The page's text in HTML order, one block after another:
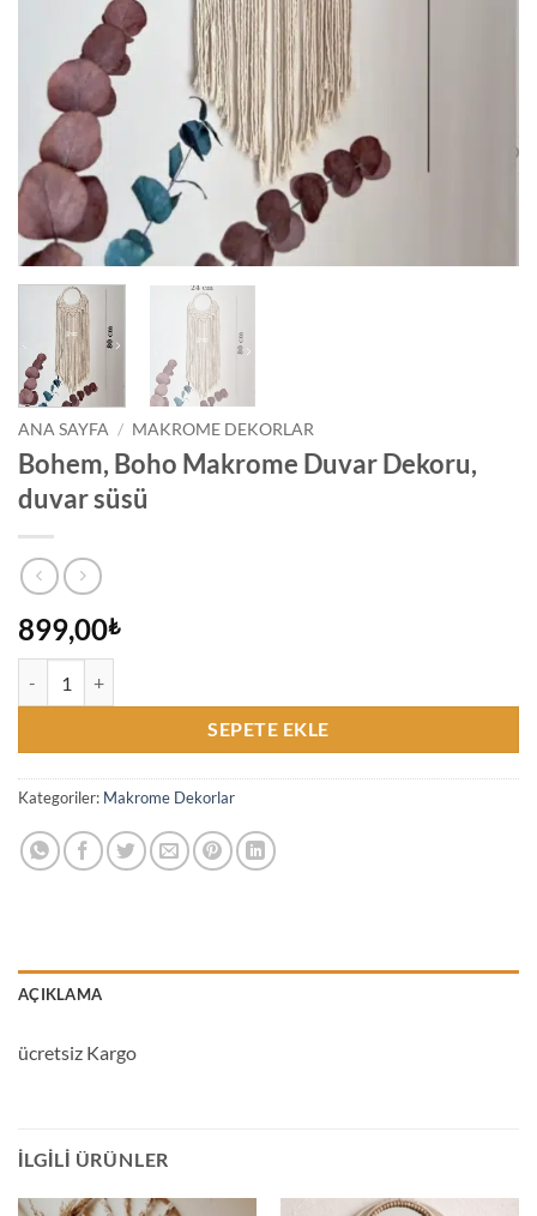
ANA SAYFA / MAKROME DEKORLAR
Bohem, Boho Makrome Duvar Dekoru,
duvar süsü
899,00₺
SEPETE EKLE
Kategoriler: Makrome Dekorlar
AÇIKLAMA
ücretsiz Kargo
İLGILI ÜRÜNLER